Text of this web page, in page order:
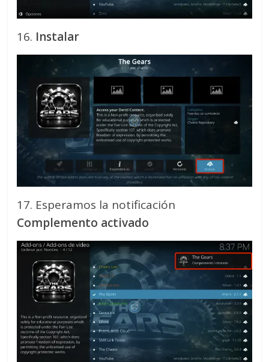
16. Instalar
17. Esperamos la notificación
Complemento activado